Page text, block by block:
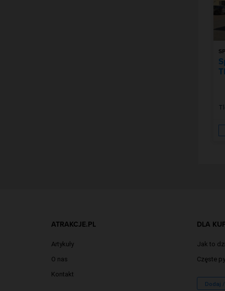
ATRAKCJE.PL
Artykuły
O nas
Kontakt
DLA
Jak to
Częste
Dodaj